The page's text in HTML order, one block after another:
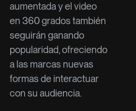
aumentada y el video
en 360 grados también
seguirán ganando
popularidad, ofreciendo
a las marcas nuevas
formas de interactuar
con su audiencia.